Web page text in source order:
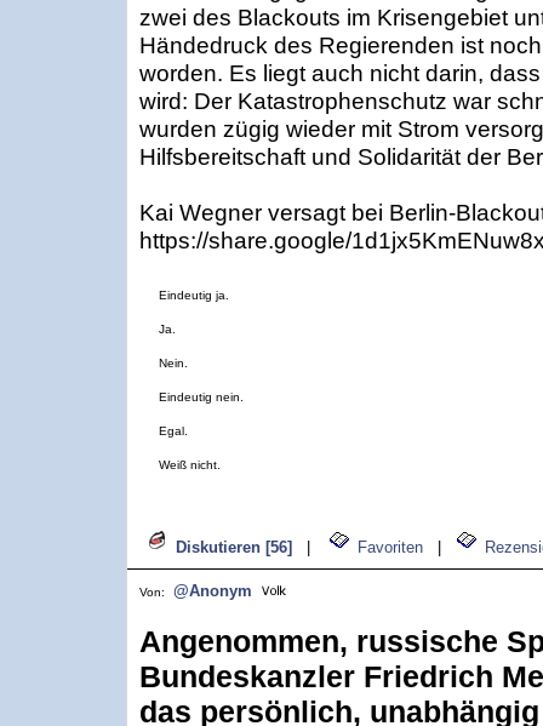
zwei des Blackouts im Krisengebiet
Händedruck des Regierenden ist
worden. Es liegt auch nicht darin,
wird: Der Katastrophenschutz war
wurden zügig wieder mit Strom
Hilfsbereitschaft und Solidarität der
Kai Wegner versagt bei Berlin-
https://share.google/
Eindeutig ja.
Ja.
Nein.
Eindeutig nein.
Egal.
Weiß nicht.
Diskutieren [56] Favoriten
Von: @Anonym
Angenommen, russische
Bundeskanzler Friedrich
das persönlich,